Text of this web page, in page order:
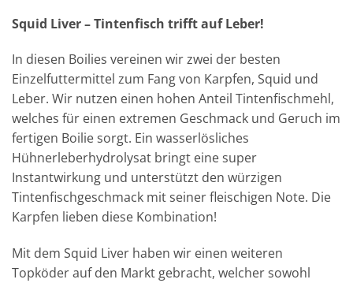
Squid Liver – Tintenfisch trifft auf Leber!
In diesen Boilies vereinen wir zwei der besten
Einzelfuttermittel zum Fang von Karpfen, Squid und
Leber. Wir nutzen einen hohen Anteil Tintenfischmehl,
welches für einen extremen Geschmack und Geruch im
fertigen Boilie sorgt. Ein wasserlösliches
Hühnerleberhydrolysat bringt eine super
Instantwirkung und unterstützt den würzigen
Tintenfischgeschmack mit seiner fleischigen Note. Die
Karpfen lieben diese Kombination!
Mit dem Squid Liver haben wir einen weiteren
Topköder auf den Markt gebracht, welcher sowohl